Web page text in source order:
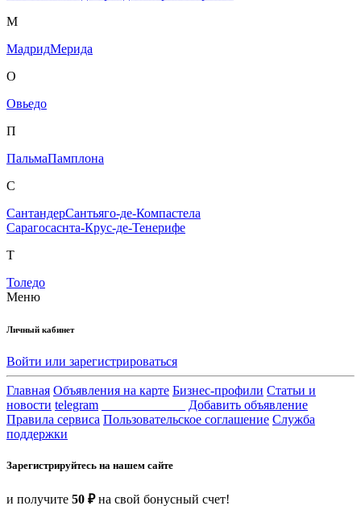
М
МадридМерида
О
Овьедо
П
ПальмаПамплона
С
СантандерСантьяго-де-Компастела
Сарагосаснта-Крус-де-Тенерифе
Т
Толедо
Меню
Личный кабинет
Войти или зарегистрироваться
Главная Объявления на карте Бизнес-профили Статьи и
новости telegram
Добавить объявление
Правила сервиса Пользовательское соглашение Служба
поддержки
Зарегистрируйтесь на нашем сайте
и получите 50 ₽на свой бонусный счет!